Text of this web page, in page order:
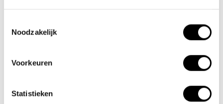
Noodzakelijk
Voorkeuren
Statistieken